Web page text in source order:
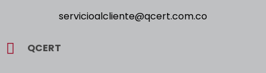
servicioalcliente@qcert.com.co
QCERT